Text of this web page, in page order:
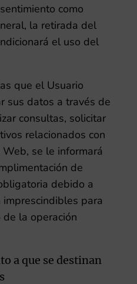
como
la retirada del
el uso del
que el Usuario
sus datos a través de
consultas, solicitar
relacionados con
se le informará
de
debido a
para
la operación
a que se destinan